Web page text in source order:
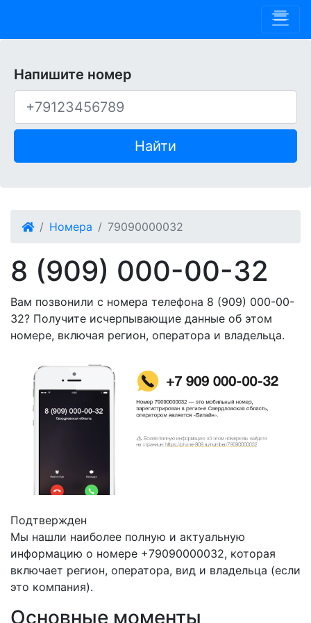
Напишите номер
Найти
Номера 79090000032
8 (909) 000-00-32
Вам позвонили с номера телефона 8 (909) 000-00-
32? Получите исчерпывающие данные об этом
номере, включая регион, оператора и владельца.
Подтвержден
Мы нашли наиболее полную и актуальную
информацию о номере +79090000032, которая
включает регион, оператора, вид и владельца (если
это компания).
Основные моменты